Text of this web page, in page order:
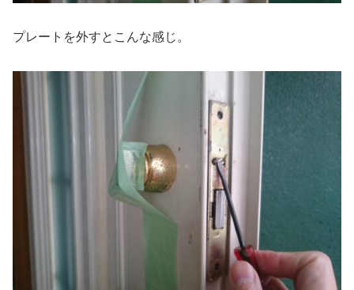
プレートを外すとこんな感じ。